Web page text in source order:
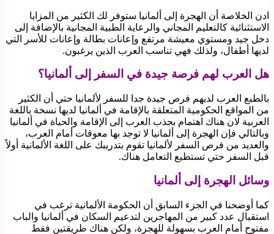
ادن الخلاصة أن الهجرة إلى ألمانيا ستوفر لك الكثير من المزايا
الاستثنائية كالتعليم المجاني والرعاية الطبية المجانية بالإضافة إلى
دخل جيد ومستوي معيشة مرتفع وإعانات بطالة وإعانات للأسر التي
لديها أطفال، ولذلك فهي تناسب العرب الذين يرغبون.
هل العرب لهم فرصة جيدة في السفر إلى ألمانيا؟
بالطبع العرب لديهم فرص جيدة جدا للسفر لألمانيا حتي أن الكثير
من المواقع الحكومية المتعلقة بالإقامة في ألمانيا لديها نسخة باللغة
العربية لان هناك اهتمام بجذب العرب إلى الإقامة والحياة في ألمانيا
وبالتالي فإن الهجرة إلى ألمانيا لا توجد بها معوقات أمام العرب،
والعديد من فرص السفر لألمانيا تقوم بتدريبك على اللغة الألمانية أولاً
قبل السفر حتي تستطيع التعامل هناك.
وسائل الهجرة إلى ألمانيا
كما أوضحنا في الجزء السابق أن الحكومة الألمانية ترغب في
استقبال عدد كبير من المهاجرين لتدعيم السكان في ألمانيا والباب
مفتوح أمام العرب بسهولة للهجرة، ولكن هناك طريقتين فقط